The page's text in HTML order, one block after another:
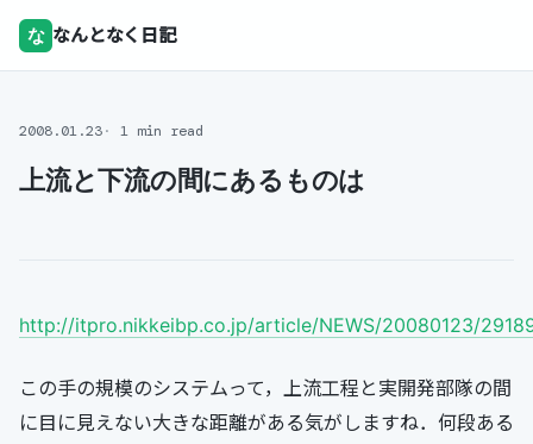
な なんとなく日記
2008.01.23 1 min read
上流と下流の間にあるものは
http://itpro.nikkeibp.co.jp/article/NEWS/20080123/
この手の規模のシステムって，上流工程と実開発部隊の間
に目に見えない大きな距離がある気がしますね．何段ある